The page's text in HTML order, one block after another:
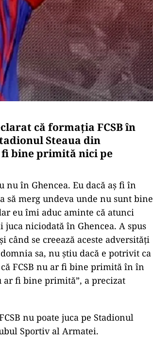
că formaţia FCSB în
Steaua din
fi bine primită nici pe
nu în Ghencea. Eu dacă aş fi în
să merg undeva unde nu sunt bine
eu îmi aduc aminte că atunci
niciodată în Ghencea. A spus
când se creează aceste adversităţi
sa, nu ştiu dacă e potrivit ca
că FCSB nu ar fi bine primită în în
fi bine primită”, a precizat
nu poate juca pe Stadionul
Sportiv al Armatei.